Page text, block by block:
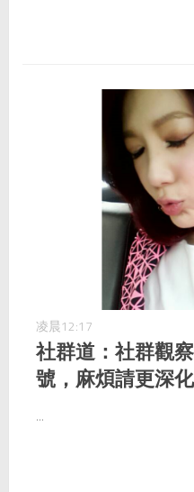
凌晨12:17
社群道：社群觀
號，麻煩請更深化
...